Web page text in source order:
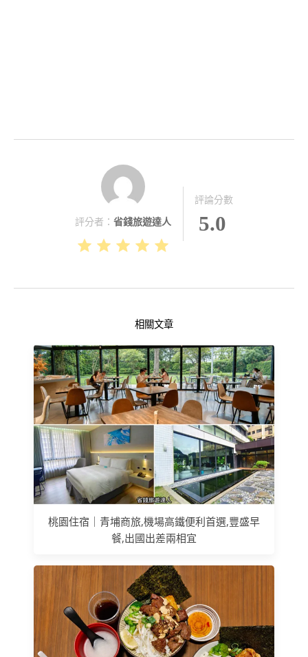
評分者： 省錢旅遊達人
評論分數
5.0
相關文章
桃園住宿｜青埔商旅,機場高鐵便利首選,豐盛早
餐,出國出差兩相宜